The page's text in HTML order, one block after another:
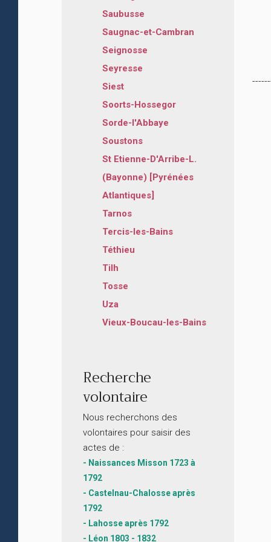
Saubusse
Saugnac-et-Cambran
Seignosse
Seyresse
Siest
Soorts-Hossegor
Sorde-l'Abbaye
Soustons
St Etienne-D'Arribe-L.
(Bayonne) [Pyrénées
Atlantiques]
Tarnos
Tercis-les-Bains
Téthieu
Tilh
Tosse
Uza
Vieux-Boucau-les-Bains
Recherche
volontaire
Nous recherchons des
volontaires pour saisir des
actes de :
- Naissances Misson 1723 à
1792
- Castelnau-Chalosse après
1792
- Lahosse après 1792
- Léon 1803 - 1832